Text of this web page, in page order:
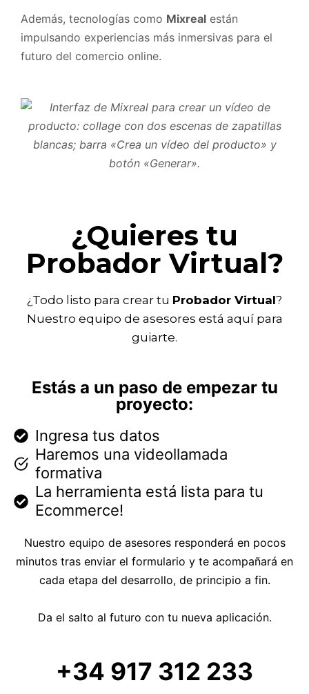
Además, tecnologías como Mixreal están
impulsando experiencias más inmersivas para el
futuro del comercio online.
¿Quieres tu
Probador Virtual?
¿Todo listo para crear tu Probador Virtual?
Nuestro equipo de asesores está aquí para
guiarte.
Estás a un paso de empezar tu
proyecto:
Ingresa tus datos
Haremos una videollamada
formativa
La herramienta está lista para tu
Ecommerce!
Nuestro equipo de asesores responderá en pocos
minutos tras enviar el formulario y te acompañará en
cada etapa del desarrollo, de principio a fin.
Da el salto al futuro con tu nueva aplicación.
+34 917 312 233